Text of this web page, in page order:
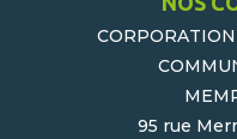
95 rue